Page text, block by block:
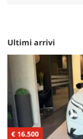
Ultimi arrivi
€ 16.500